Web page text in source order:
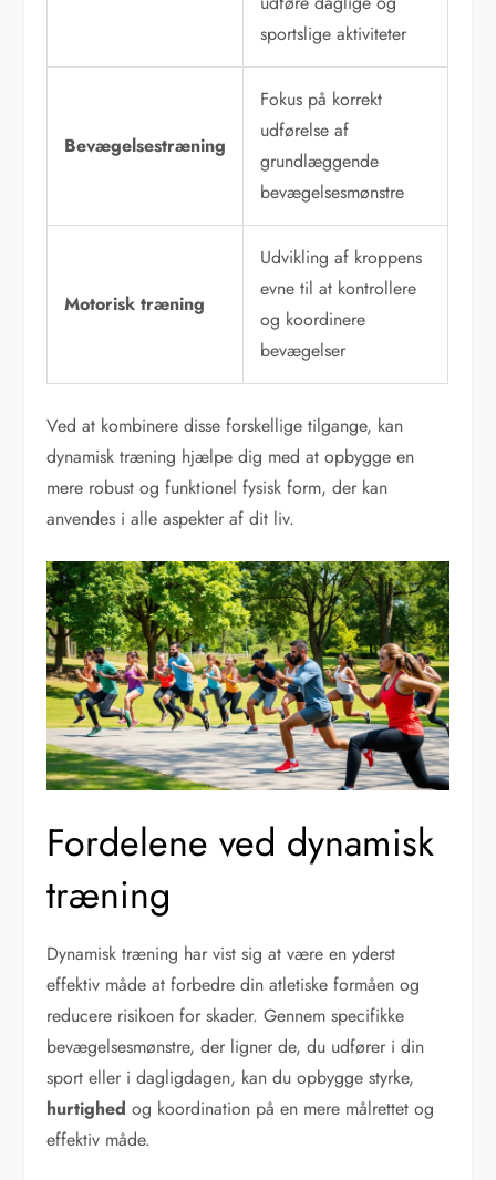
sportslige aktiviteter
Bevægelsestræning
Fokus på korrekt
udførelse af
grundlæggende
bevægelsesmønstre
Motorisk træning
Udvikling af kroppens
evne til at kontrollere
og koordinere
bevægelser
Ved at kombinere disse forskellige tilgange, kan
dynamisk træning hjælpe dig med at opbygge en
mere robust og funktionel fysisk form, der kan
anvendes i alle aspekter af dit liv.
Fordelene ved dynamisk
træning
Dynamisk træning har vist sig at være en yderst
effektiv måde at forbedre din atletiske formåen og
reducere risikoen for skader. Gennem specifikke
bevægelsesmønstre, der ligner de, du udfører i din
sport eller i dagligdagen, kan du opbygge styrke,
hurtighed og koordination på en mere målrettet og
effektiv måde.